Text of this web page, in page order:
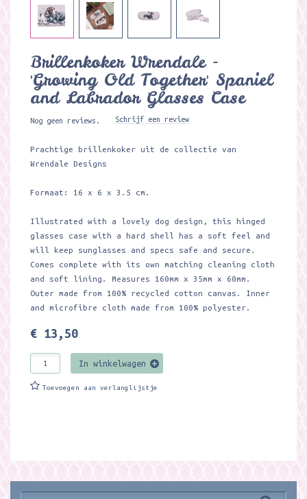
Brillenkoker Wrendale -
'Growing Old Together' Spaniel
and Labrador Glasses Case
Nog geen reviews. Schrijf een review
Prachtige brillenkoker uit de collectie van
Wrendale Designs
Formaat: 16 x 6 x 3.5 cm.
Illustrated with a lovely dog design, this hinged
glasses case with a hard shell has a soft feel and
will keep sunglasses and specs safe and secure.
Comes complete with its own matching cleaning cloth
and soft lining. Measures 160mm x 35mm x 60mm.
Outer made from 100% recycled cotton canvas. Inner
and microfibre cloth made from 100% polyester.
€ 13,50
In winkelwagen
Toevoegen aan verlanglijstje